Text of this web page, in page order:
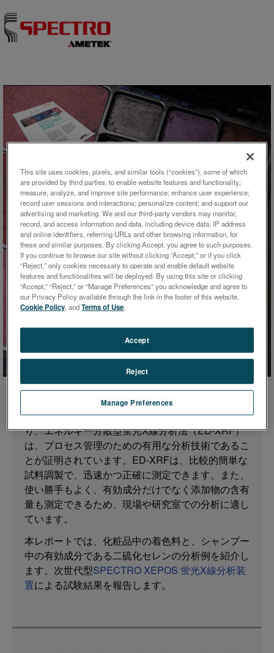
アプリケーション概要
エネルギー分散型蛍光X線分析法
による化粧品製造時のプロセス
コントロール
規制により、化粧品メーカーは消費者の安全のため
に製品の元素組成を定期的にモニターおよびテスト
まれる重金属の残留は、危険なレベルの毒性を示す
ことがあります。汚染源は、基本成分、着色添加
物、または加工に由来することがあります。重要な
微量元素の混入を判断するために、原料および最終
製品を注意深く分析することが重要である。
管理は、定められた試験法に基づいて行う必要があ
り、エネルギー分散型蛍光X線分析法（ED-XRF）
は、プロセス管理のための有用な分析技術であるこ
とが証明されています。ED-XRFは、比較的簡単な
試料調製で、迅速かつ正確に測定できます。また、
使い勝手もよく、有効成分だけでなく添加物の含有
量も測定できるため、現場や研究室での分析に適し
ています。
本レポートでは、化粧品中の着色料と、シャンプー
中の有効成分である二硫化セレンの分析例を紹介し
ます。次世代型SPECTRO XEPOS 蛍光X線分析装
置による試験結果を報告します。
This site uses cookies, pixels, and similar tools (“cookies”), some of which
are provided by third parties, to enable website features and functionality;
measure, analyze, and improve site performance; enhance user experience;
record user sessions and interactions; personalize content; and support our
advertising and marketing. We and our third-party vendors may monitor,
record, and access information and data, including device data, IP address
and online identifiers, referring URLs and other browsing information, for
these and similar purposes. By clicking Accept, you agree to such purposes.
If you continue to browse our site without clicking “Accept,” or if you click
“Reject,” only cookies necessary to operate and enable default website
features and functionalities will be deployed. By using this site or clicking
“Accept,” “Reject,” or “Manage Preferences” you acknowledge and agree to
our Privacy Policy available through the link in the footer of this website,
Cookie Policy, andTerms of Use.
Manage Preferences
Reject
Accept